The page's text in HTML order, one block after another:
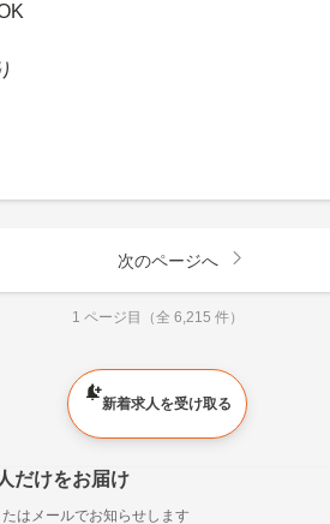
次のページへ
1 ページ目（全 6,215 件）
新着求人を受け取る
だけをお届け
はメールでお知らせします